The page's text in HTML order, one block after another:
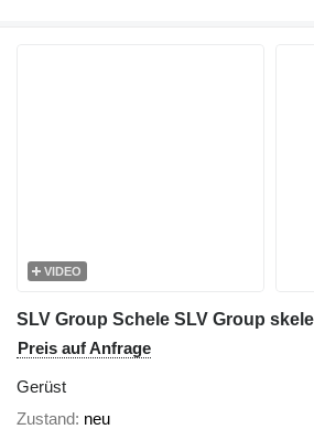
VIDEO
Preis auf Anfrage
Gerüst
Zustand neu